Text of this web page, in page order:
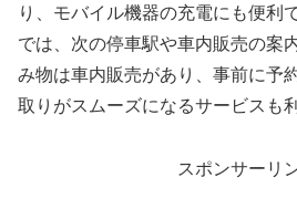
り、モバイル機器の充電にも便利
では、次の停車駅や車内販売の案
み物は車内販売があり、事前に予
取りがスムーズになるサービスも
スポンサーリ